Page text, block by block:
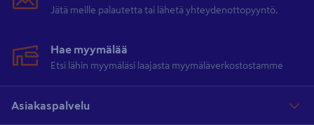
Jätä meille palautetta tai lähetä yhteydenottopyyntö.
Hae myymälää
Etsi lähin myymäläsi laajasta myymäläverkostostamme
Asiakaspalvelu